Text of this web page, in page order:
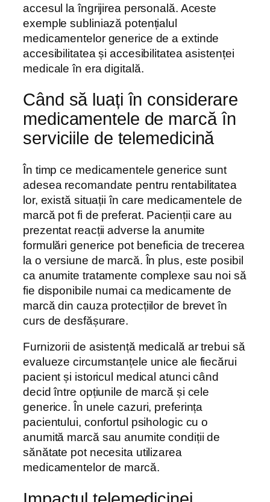
accesul la îngrijirea personală. Aceste
exemple subliniază potențialul
medicamentelor generice de a extinde
accesibilitatea și accesibilitatea asistenței
medicale în era digitală.
Când să luați în considerare
medicamentele de marcă în
serviciile de telemedicină
În timp ce medicamentele generice sunt
adesea recomandate pentru rentabilitatea
lor, există situații în care medicamentele de
marcă pot fi de preferat. Pacienții care au
prezentat reacții adverse la anumite
formulări generice pot beneficia de trecerea
la o versiune de marcă. În plus, este posibil
ca anumite tratamente complexe sau noi să
fie disponibile numai ca medicamente de
marcă din cauza protecțiilor de brevet în
curs de desfășurare.
Furnizorii de asistență medicală ar trebui să
evalueze circumstanțele unice ale fiecărui
pacient și istoricul medical atunci când
decid între opțiunile de marcă și cele
generice. În unele cazuri, preferința
pacientului, confortul psihologic cu o
anumită marcă sau anumite condiții de
sănătate pot necesita utilizarea
medicamentelor de marcă.